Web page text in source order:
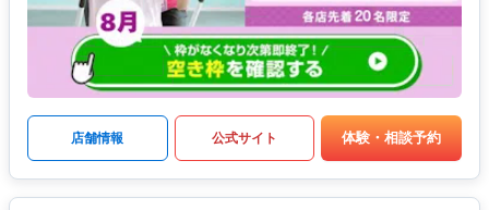
店舗情報 公式サイト 体験・相談予約